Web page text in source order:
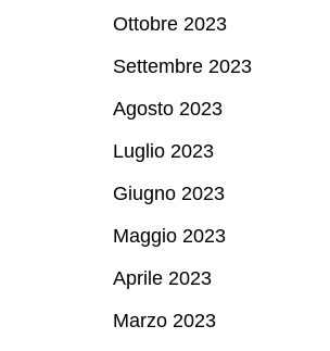
Ottobre 2023
Settembre 2023
Agosto 2023
Luglio 2023
Giugno 2023
Maggio 2023
Aprile 2023
Marzo 2023